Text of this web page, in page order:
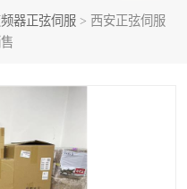
器正弦伺服 > 西安正弦伺服
MOXA通讯模块
其他